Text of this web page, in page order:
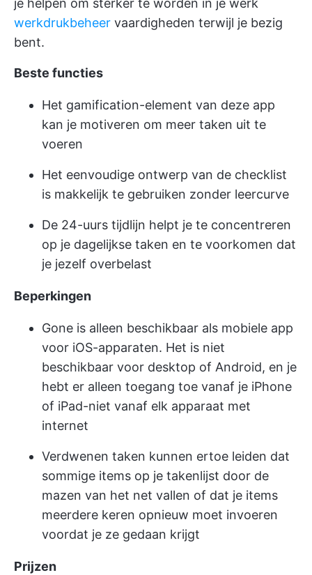
je helpen om sterker te worden in je werk
werkdrukbeheer vaardigheden terwijl je bezig
bent.
Beste functies
Het gamification-element van deze app
kan je motiveren om meer taken uit te
voeren
Het eenvoudige ontwerp van de checklist
is makkelijk te gebruiken zonder leercurve
De 24-uurs tijdlijn helpt je te concentreren
op je dagelijkse taken en te voorkomen dat
je jezelf overbelast
Beperkingen
Gone is alleen beschikbaar als mobiele app
voor iOS-apparaten. Het is niet
beschikbaar voor desktop of Android, en je
hebt er alleen toegang toe vanaf je iPhone
of iPad-niet vanaf elk apparaat met
internet
Verdwenen taken kunnen ertoe leiden dat
sommige items op je takenlijst door de
mazen van het net vallen of dat je items
meerdere keren opnieuw moet invoeren
voordat je ze gedaan krijgt
Prijzen